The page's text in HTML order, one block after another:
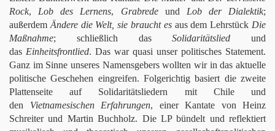
Rock, Lob des Lernens, Grabredeund Lob der Dialektik;
außerdem Ändere die Welt, sie braucht esaus dem Lehrstück Die
Maßnahme; schließlich dasSolidaritätslied und
das Einheitsfrontlied. Das war quasi unser politisches Statement.
Ganz im Sinne unseres Namensgebers wollten wir in das aktuelle
politische Geschehen eingreifen. Folgerichtig basiert die zweite
Plattenseite auf Solidaritätsliedern mit Chile und
den Vietnamesischen Erfahrungen, einer Kantate von Heinz
Schreiter und Martin Buchholz. Die LP bündelt und reflektiert